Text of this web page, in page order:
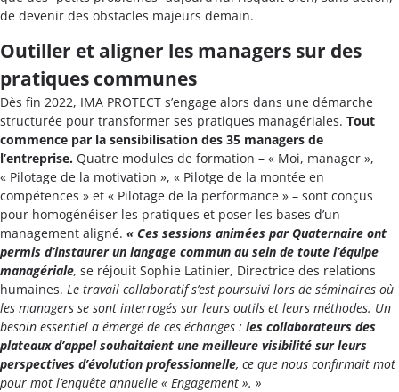
de devenir des obstacles majeurs demain.
Outiller et aligner les managers sur des
pratiques communes
Dès fin 2022, IMA PROTECT s’engage alors dans une démarche
structurée pour transformer ses pratiques managériales. Tout
commence par la sensibilisation des 35 managers de
l’entreprise. Quatre modules de formation – « Moi, manager »,
« Pilotage de la motivation », « Pilotge de la montée en
compétences » et « Pilotage de la performance » – sont conçus
pour homogénéiser les pratiques et poser les bases d’un
management aligné. « Ces sessions animées par Quaternaire ont
permis d’instaurer un langage commun au sein de toute l’équipe
managériale, se réjouit Sophie Latinier, Directrice des relations
humaines. Le travail collaboratif s’est poursuivi lors de séminaires où
les managers se sont interrogés sur leurs outils et leurs méthodes. Un
besoin essentiel a émergé de ces échanges : les collaborateurs des
plateaux d’appel souhaitaient une meilleure visibilité sur leurs
perspectives d’évolution professionnelle, ce que nous confirmait mot
pour mot l’enquête annuelle « Engagement ». »